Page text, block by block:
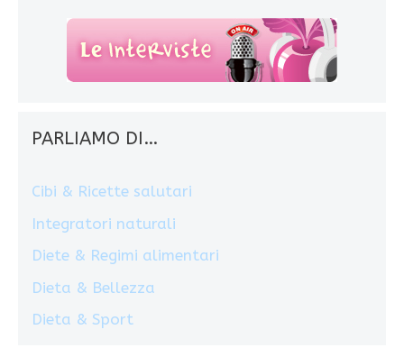
PARLIAMO DI…
Cibi & Ricette salutari
Integratori naturali
Diete & Regimi alimentari
Dieta & Bellezza
Dieta & Sport